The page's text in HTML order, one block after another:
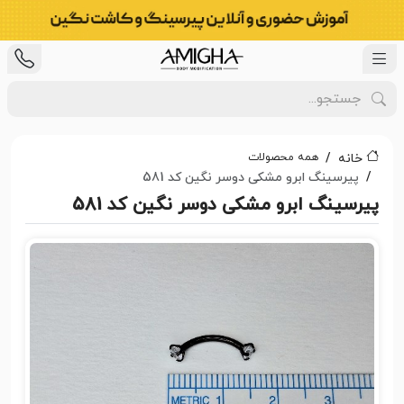
خانه همه محصولات
پیرسینگ ابرو مشکی دوسر نگین کد 581
پیرسینگ ابرو مشکی دوسر نگین کد 581